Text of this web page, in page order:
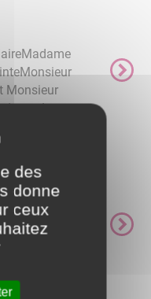
Monsieur
Laure
, ...
de
BAY, Ajoint
des
donne
ceux